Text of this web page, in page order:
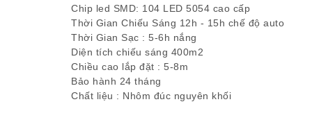
Chip led SMD: 104 LED 5054 cao cấp
Thời Gian Chiếu Sáng 12h - 15h chế độ auto
Thời Gian Sạc : 5-6h nắng
Diện tích chiếu sáng 400m2
Chiều cao lắp đặt : 5-8m
Bảo hành 24 tháng
Chất liệu : Nhôm đúc nguyên khối